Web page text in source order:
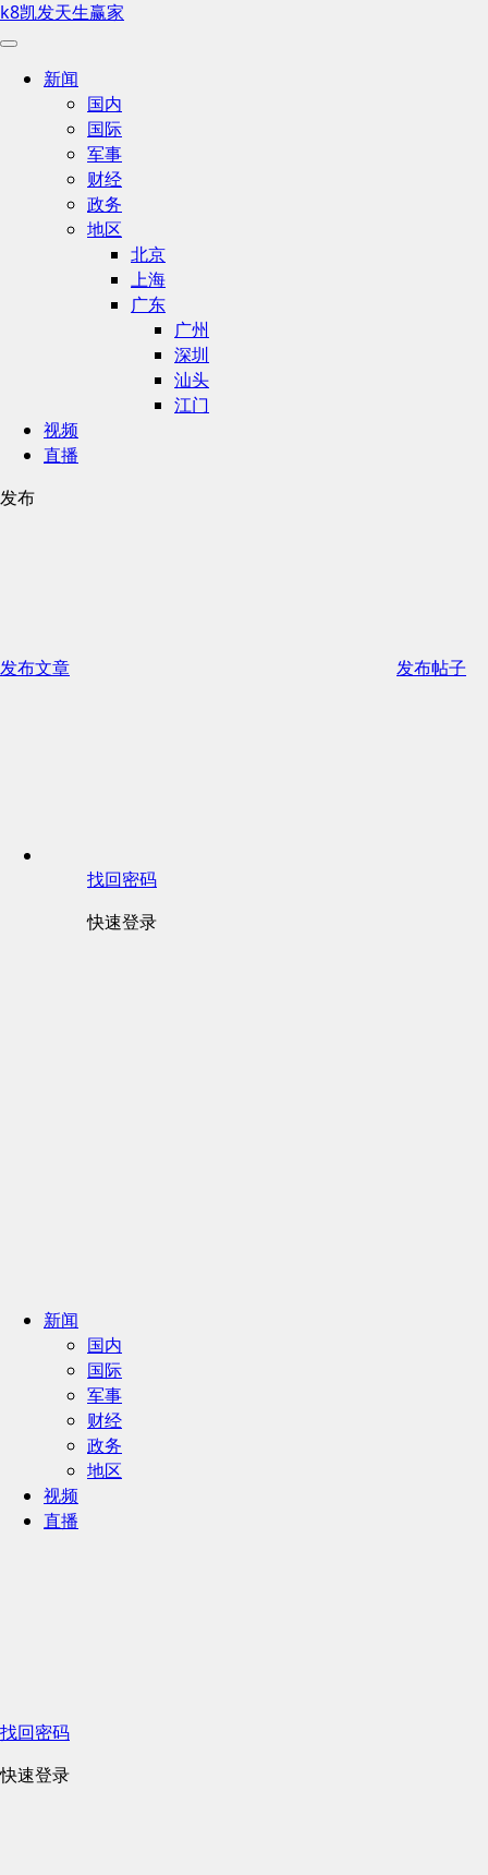
k8凯发天生赢家
新闻
国内
国际
军事
财经
政务
地区
北京
上海
广东
广州
深圳
汕头
江门
视频
直播
发布
发布文章 发布帖子
找回密码
快速登录
新闻
国内
国际
军事
财经
政务
地区
视频
直播
找回密码
快速登录